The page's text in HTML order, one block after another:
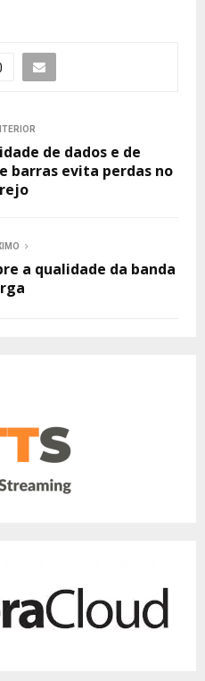
de dados e de
barras evita perdas no
a qualidade da banda